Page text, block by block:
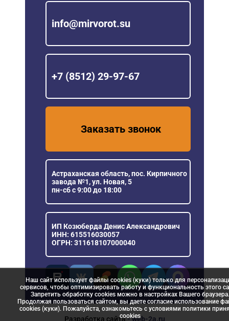
info@mirvorot.su
+7 (8512) 29-97-67
Заказать звонок
Астраханская область, пос. Кирпичного
завода №1, ул. Новая, 5
пн-сб с 9:00 до 18:00
ИП Козюберда Денис Александрович
ИНН: 615516030057
ОГРН: 311618107000040
Разработка сайта- web-2a.ru
Наш сайт использует файлы cookies (куки) только для
сервисов, чтобы оптимизировать работу и функциональность этого
Запретить обработку cookies можно в настройках Вашего браузера.
Продолжая пользоваться сайтом, вы даете согласие использование
cookies (куки). Пожалуйста, ознакомьтесь с условиями политики
сookies